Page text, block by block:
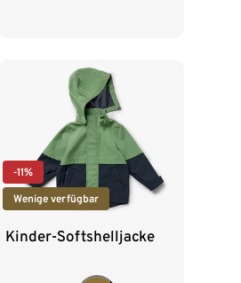
-11%
Wenige verfügbar
Kinder-Softshelljacke